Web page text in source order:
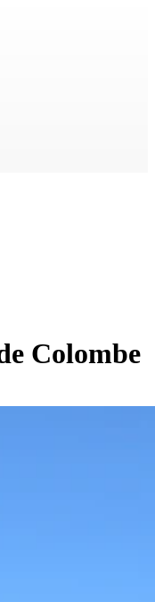
Colombe